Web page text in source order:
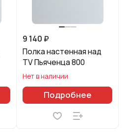
9 140 ₽
Полка настенная над
TV Пьяченца 800
Нет в наличии
Подробнее